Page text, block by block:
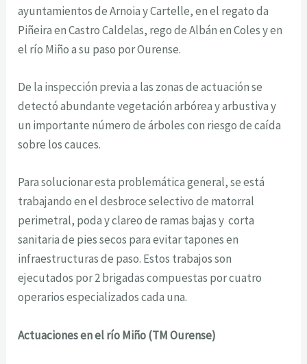
ayuntamientos de Arnoia y Cartelle, en el regato da
Piñeira en Castro Caldelas, rego de Albán en Coles y en
el río Miño a su paso por Ourense.
De la inspección previa a las zonas de actuación se
detectó abundante vegetación arbórea y arbustiva y
un importante número de árboles con riesgo de caída
sobre los cauces.
Para solucionar esta problemática general, se está
trabajando en el desbroce selectivo de matorral
perimetral, poda y clareo de ramas bajas y corta
sanitaria de pies secos para evitar tapones en
infraestructuras de paso. Estos trabajos son
ejecutados por 2 brigadas compuestas por cuatro
operarios especializados cada una.
Actuaciones en el río Miño (TM Ourense)